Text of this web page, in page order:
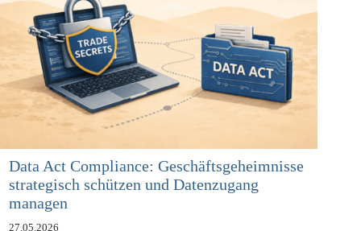
Data Act Compliance: Geschäftsgeheimnisse
strategisch schützen und Datenzugang
managen